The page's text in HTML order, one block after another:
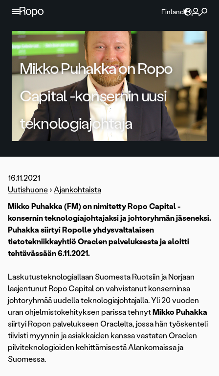
Jatka sisältöön
Finland
Mikko Puhakka on Ropo
Capital -konsernin uusi
teknologiajohtaja
16.11.2021
Uutishuone › Ajankohtaista
Mikko Puhakka (FM) on nimitetty Ropo Capital -
konsernin teknologiajohtajaksi ja johtoryhmän jäseneksi.
Puhakka siirtyi Ropolle yhdysvaltalaisen
tietotekniikkayhtiö Oraclen palveluksesta ja aloitti
tehtävässään 6.11.2021.
Laskutusteknologiallaan Suomesta Ruotsiin ja Norjaan
laajentunut Ropo Capital on vahvistanut konserninsa
johtoryhmää uudella teknologiajohtajalla. Yli 20 vuoden
uran ohjelmistokehityksen parissa tehnyt Mikko Puhakka
siirtyi Ropon palvelukseen Oraclelta, jossa hän työskenteli
tiivisti myynnin ja asiakkaiden kanssa vastaten Oraclen
pilviteknologioiden kehittämisestä Alankomaissa ja
Suomessa.